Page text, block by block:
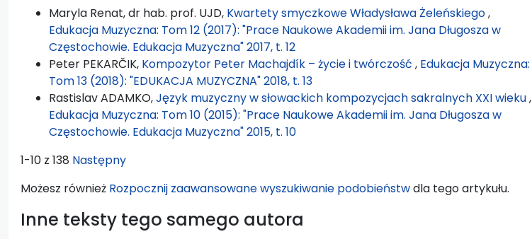
Maryla Renat, dr hab. prof. UJD, Kwartety smyczkowe Władysława Żeleńskiego,
Edukacja Muzyczna: Tom 12 (2017): "Prace Naukowe Akademii im. Jana Długosza w
Częstochowie. Edukacja Muzyczna" 2017, t. 12
Peter PEKARČIK, Kompozytor Peter Machajdík – życie i twórczość , Edukacja Muzyczna:
Tom 13 (2018): "EDUKACJA MUZYCZNA" 2018, t. 13
Rastislav ADAMKO,Język muzyczny w słowackich kompozycjach sakralnych XXI wieku,
Edukacja Muzyczna: Tom 10 (2015): "Prace Naukowe Akademii im. Jana Długosza w
Częstochowie. Edukacja Muzyczna" 2015, t. 10
1-10 z 138 Następny
Możesz również Rozpocznij zaawansowane wyszukiwanie podobieństwdla tego artykułu.
Inne teksty tego samego autora